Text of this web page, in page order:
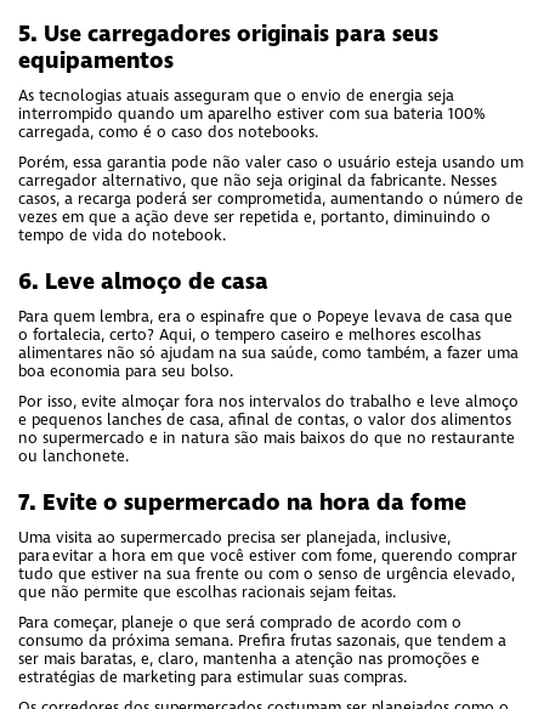
5. Use carregadores originais para seus
equipamentos
As tecnologias atuais asseguram que o envio de energia seja
interrompido quando um aparelho estiver com sua bateria 100%
carregada, como é o caso dos notebooks.
Porém, essa garantia pode não valer caso o usuário esteja usando um
carregador alternativo, que não seja original da fabricante. Nesses
casos, a recarga poderá ser comprometida, aumentando o número de
vezes em que a ação deve ser repetida e, portanto, diminuindo o
tempo de vida do notebook.
6. Leve almoço de casa
Para quem lembra, era o espinafre que o Popeye levava de casa que
o fortalecia, certo? Aqui, o tempero caseiro e melhores escolhas
alimentares não só ajudam na sua saúde, como também, a fazer uma
boa economia para seu bolso.
Por isso, evite almoçar fora nos intervalos do trabalho e leve almoço
e pequenos lanches de casa, afinal de contas, o valor dos alimentos
no supermercado e in natura são mais baixos do que no restaurante
ou lanchonete.
7. Evite o supermercado na hora da fome
Uma visita ao supermercado precisa ser planejada, inclusive,
para evitar a hora em que você estiver com fome, querendo comprar
tudo que estiver na sua frente ou com o senso de urgência elevado,
que não permite que escolhas racionais sejam feitas.
Para começar, planeje o que será comprado de acordo com o
consumo da próxima semana. Prefira frutas sazonais, que tendem a
ser mais baratas, e, claro, mantenha a atenção nas promoções e
estratégias de marketing para estimular suas compras.